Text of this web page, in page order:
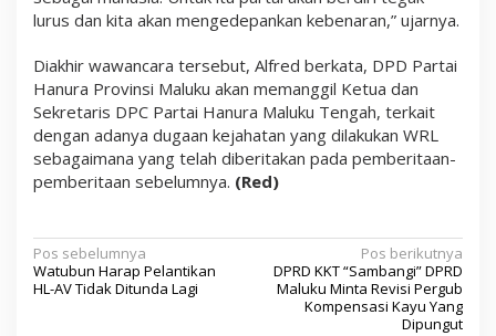
lurus dan kita akan mengedepankan kebenaran,” ujarnya.
Diakhir wawancara tersebut, Alfred berkata, DPD Partai
Hanura Provinsi Maluku akan memanggil Ketua dan
Sekretaris DPC Partai Hanura Maluku Tengah, terkait
dengan adanya dugaan kejahatan yang dilakukan WRL
sebagaimana yang telah diberitakan pada pemberitaan-
pemberitaan sebelumnya. (Red)
N
a
Pos sebelumnya
Watubun Harap Pelantikan
HL-AV Tidak Ditunda Lagi
Pos berikutnya
DPRD KKT “Sambangi” DPRD
Maluku Minta Revisi Pergub
Kompensasi Kayu Yang
Dipungut